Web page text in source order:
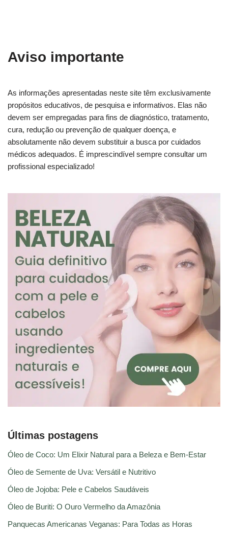
Aviso importante
As informações apresentadas neste site têm exclusivamente
propósitos educativos, de pesquisa e informativos. Elas não
devem ser empregadas para fins de diagnóstico, tratamento,
cura, redução ou prevenção de qualquer doença, e
absolutamente não devem substituir a busca por cuidados
médicos adequados. É imprescindível sempre consultar um
profissional especializado!
Últimas postagens
Óleo de Coco: Um Elixir Natural para a Beleza e Bem-Estar
Óleo de Semente de Uva: Versátil e Nutritivo
Óleo de Jojoba: Pele e Cabelos Saudáveis
Óleo de Buriti: O Ouro Vermelho da Amazônia
Panquecas Americanas Veganas: Para Todas as Horas